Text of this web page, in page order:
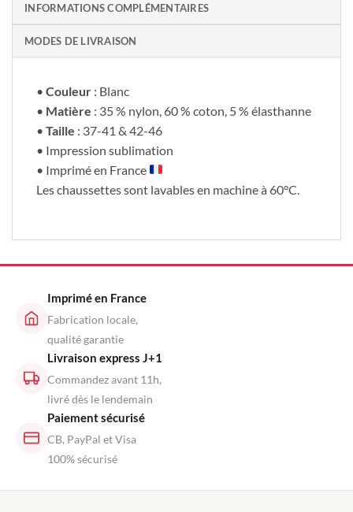
INFORMATIONS COMPLÉMENTAIRES
MODES DE LIVRAISON
• Couleur : Blanc
• Matière : 35 % nylon, 60 % coton, 5 % élasthanne
• Taille : 37-41 & 42-46
• Impression sublimation
• Imprimé en France
Les chaussettes sont lavables en machine à 60°C.
Imprimé en France
Fabrication locale,
qualité garantie
Livraison express J+1
Commandez avant 11h,
livré dès le lendemain
Paiement sécurisé
CB, PayPal et Visa
100% sécurisé